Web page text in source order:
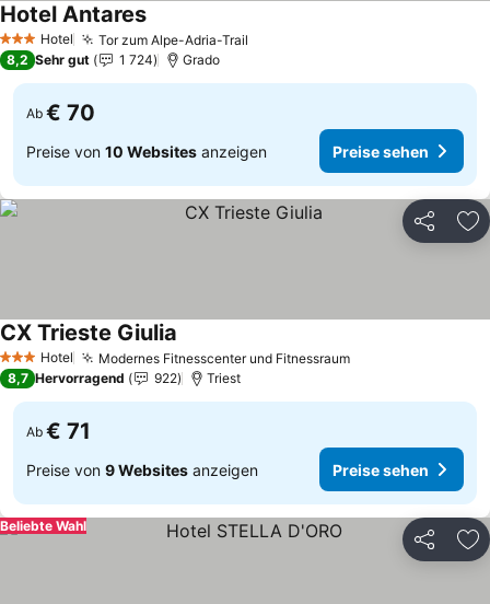
3 SterneHotel Tor zum Alpe-Adria-Trail
Hotel Antares
8,2 Sehr gut 1 724 Grado
Ab € 70
Preise von 10 Websites anzeigen Preise sehen
Teilen
3 SterneHotel Modernes Fitnesscenter und Fitnessraum
CX Trieste Giulia
8,7 Hervorragend 922 Triest
Ab € 71
Preise von 9 Websites anzeigen Preise sehen
Teilen
Beliebte Wahl